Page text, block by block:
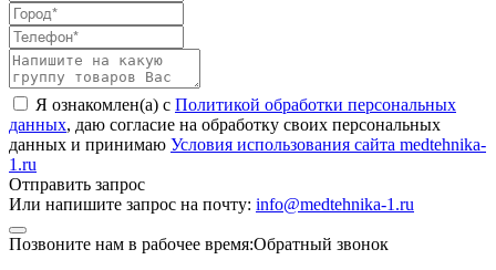
Я ознакомлен(а) с Политикой обработки персональных
данных, даю согласие на обработку своих персональных
данных и принимаю Условия использования сайта medtehnika-
1.ru
Отправить запрос
Или напишите запрос на почту: info@medtehnika-1.ru
Позвоните нам в рабочее время:Обратный звонок